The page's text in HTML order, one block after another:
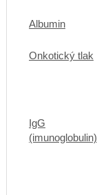
Albumin
Onkotický tlak
IgG
(imunoglobulin)